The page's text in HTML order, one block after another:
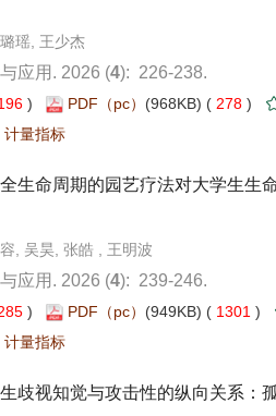
): 226-238.
) 278 )
生命周期的园艺疗法对大学生生
): 239-246.
) 1301 )
歧视知觉与攻击性的纵向关系：